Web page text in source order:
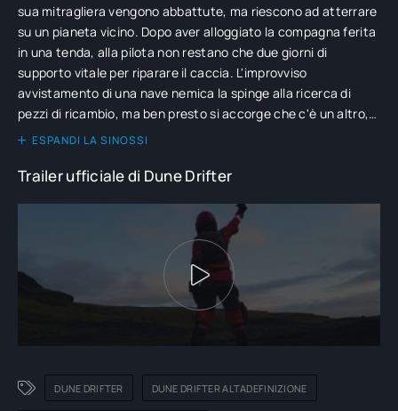
sua mitragliera vengono abbattute, ma riescono ad atterrare
su un pianeta vicino. Dopo aver alloggiato la compagna ferita
in una tenda, alla pilota non restano che due giorni di
supporto vitale per riparare il caccia. L'improvviso
avvistamento di una nave nemica la spinge alla ricerca di
pezzi di ricambio, ma ben presto si accorge che c'è un altro,
terribile, sopravvissuto: un soldato alieno che non ha alcuna
ESPANDI LA SINOSSI
Trailer ufficiale di Dune Drifter
DUNE DRIFTER DUNE DRIFTER ALTADEFINIZIONE